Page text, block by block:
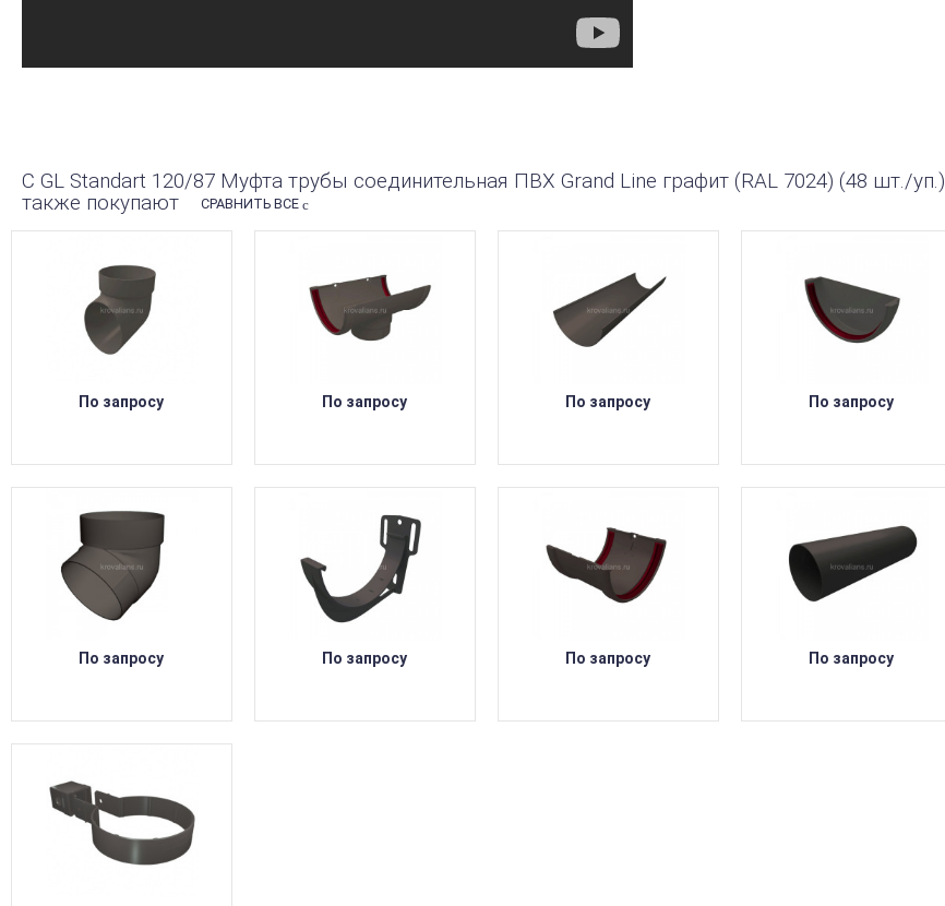
С GL Standart 120/87 Муфта трубы соединительная ПВХ Grand Line графит (RAL 7024) (48 шт./уп.)
также покупают
СРАВНИТЬ ВСЕ
По запросу По запросу По запросу По запросу
По запросу По запросу По запросу По запросу